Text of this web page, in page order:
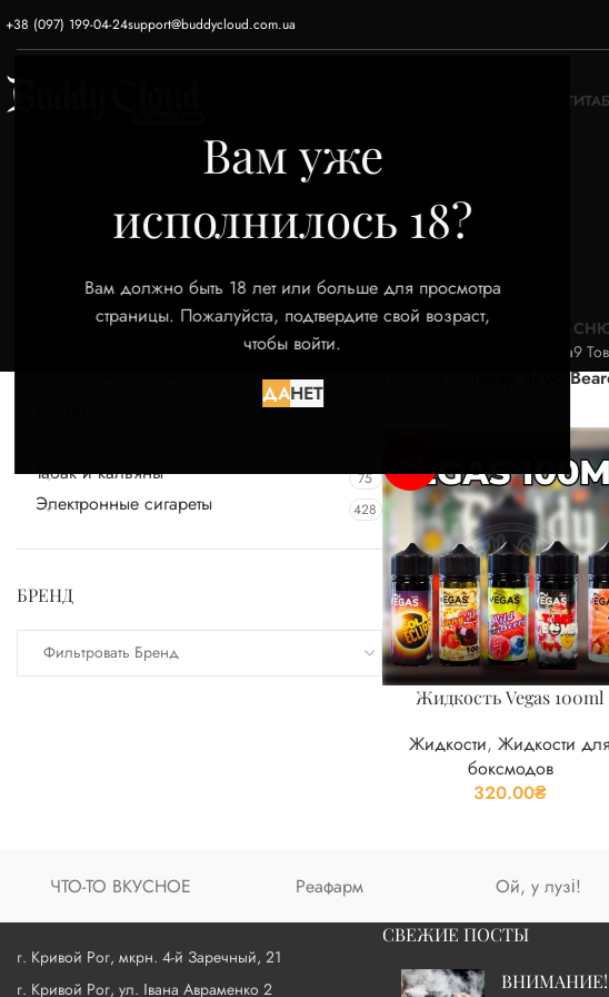
Вам уже
исполнилось 18?
Вам должно быть 18 лет или больше для просмотра
страницы. Пожалуйста, подтвердите свой возраст,
чтобы войти.
ДАНЕТ
+38 (097) 199-04-24support@buddycloud.com.ua
ЖИДКОСТИ
52 Товара9
Табак и кальяны 75
Электронные сигареты 428
БРЕНД
Фильтровать Бренд
Жидкость Vegas 100ml
Жидкости,Жидкости для
боксмодов
320.00₴
ЧТО-ТО ВКУСНОЕ Реафарм Ой, у лузі!
г. Кривой Рог, мкрн. 4-й Заречный, 21
г. Кривой Рог, ул. Івана Авраменко 2
СВЕЖИЕ ПОСТЫ